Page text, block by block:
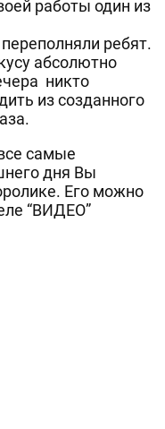
работы один из
ребят.
абсолютно
никто
из созданного
самые
дня Вы
Его можно
“ВИДЕО”